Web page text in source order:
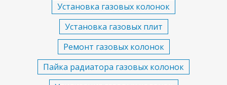
Установка газовых колонок
Установка газовых плит
Ремонт газовых колонок
Пайка радиатора газовых колонок